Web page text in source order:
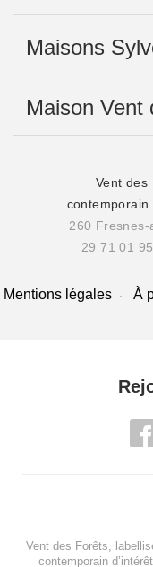
Maisons
Maison Vent
Vent des
contemporain
260
29 71 01 95
Mentions légales À
Vent des Forêts,
contemporain